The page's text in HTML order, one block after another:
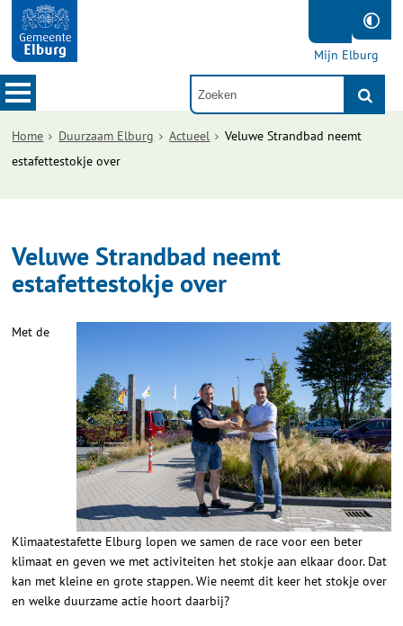
Mijn Elburg
Home Duurzaam Elburg Actueel
Veluwe Strandbad neemt
estafettestokje over
Veluwe Strandbad neemt
estafettestokje over
Met de
Klimaatestafette Elburg lopen we samen de race voor een beter
klimaat en geven we met activiteiten het stokje aan elkaar door. Dat
kan met kleine en grote stappen. Wie neemt dit keer het stokje over
en welke duurzame actie hoort daarbij?